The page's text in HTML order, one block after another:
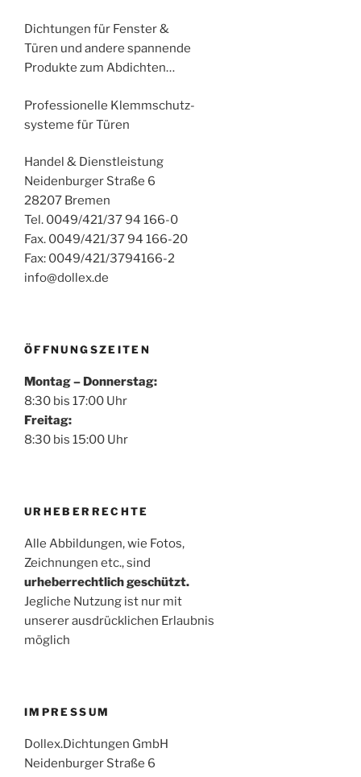
Dichtungen für Fenster &
Türen und andere spannende
Produkte zum Abdichten…
Professionelle Klemmschutz-
systeme für Türen
Handel & Dienstleistung
Neidenburger Straße 6
28207 Bremen
Tel. 0049/421/37 94 166-0
Fax. 0049/421/37 94 166-20
Fax: 0049/421/3794166-2
info@dollex.de
ÖFFNUNGSZEITEN
Montag – Donnerstag:
8:30 bis 17:00 Uhr
Freitag:
8:30 bis 15:00 Uhr
URHEBERRECHTE
Alle Abbildungen, wie Fotos,
Zeichnungen etc., sind
urheberrechtlich geschützt.
Jegliche Nutzung ist nur mit
unserer ausdrücklichen Erlaubnis
möglich
IMPRESSUM
Dollex.Dichtungen GmbH
Neidenburger Straße 6